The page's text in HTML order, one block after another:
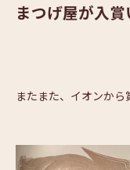
まつげ屋が入
またまた、イオンから